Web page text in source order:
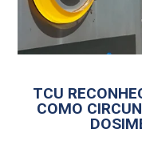
TCU
COMO